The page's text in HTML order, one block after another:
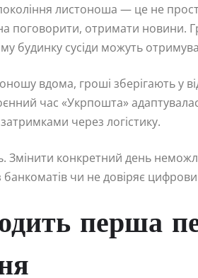
листоноша — це не
поговорити, отримати новини.
будинку сусіди можуть
вдома, гроші зберігають у
час «Укрпошта»
через логістику.
Змінити конкретний день
банкоматів чи не довіряє
перша